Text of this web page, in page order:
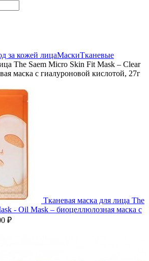
за кожей лицаМаскиТканевые
The Saem Micro Skin Fit Mask – Clear
маска с гиалуроновой кислотой, 27г
Тканевая маска для лица The
- Oil Mask – биоцеллюлозная маска с
₽